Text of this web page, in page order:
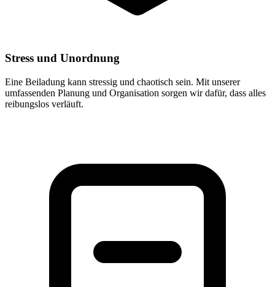
Stress und Unordnung
Eine Beiladung kann stressig und chaotisch sein. Mit unserer
umfassenden Planung und Organisation sorgen wir dafür, dass alles
reibungslos verläuft.